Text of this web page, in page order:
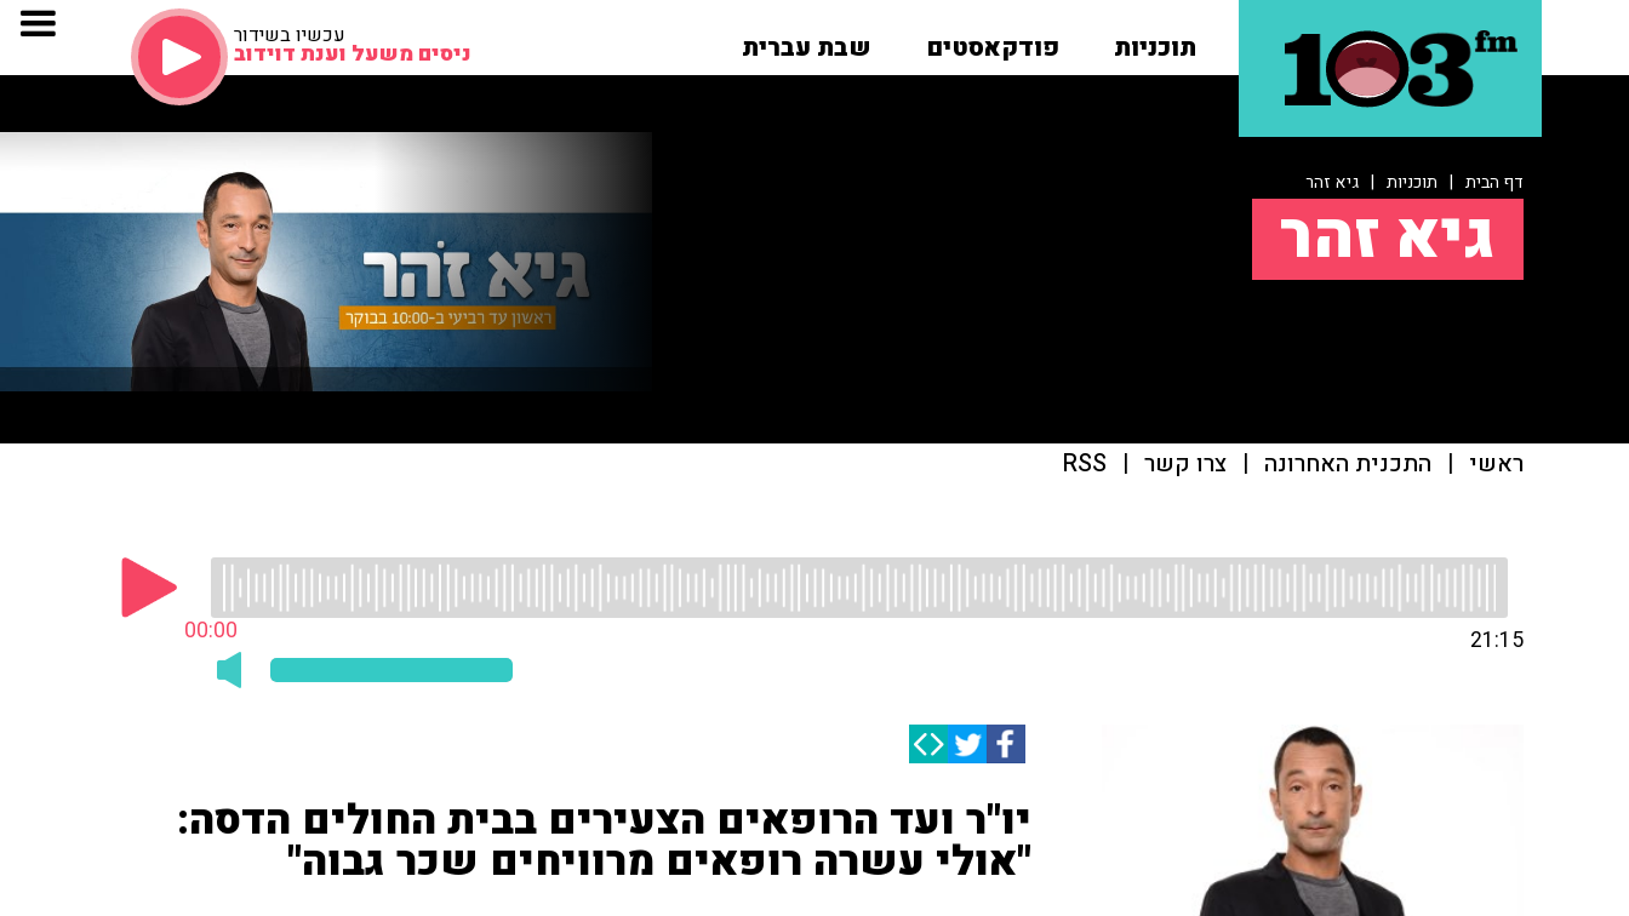
תוכניות פודקאסטים שבת עברית עכשיו בשידור
ניסים משעל וענת דוידוב
דף הבית | תוכניות | גיא זהר
גיא זהר
ראשי | התכנית האחרונה | צרו קשר |
RSS
00:00 21:15
יו"ר ועד הרופאים הצעירים בבית החולים הדסה:
"אולי עשרה רופאים מרוויחים שכר גבוה"